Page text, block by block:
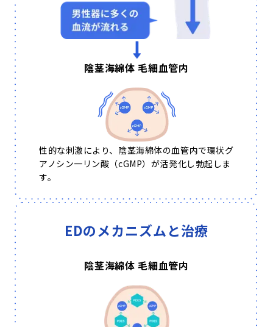
陰茎海綿体 毛細血管内
性的な刺激により、陰茎海綿体の血管内で環状グ
アノシン一リン酸（cGMP）が活発化し勃起しま
す。
EDのメカニズムと治療
陰茎海綿体 毛細血管内